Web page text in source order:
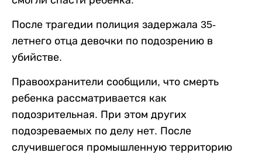
После трагедии полиция задержала 35-
летнего отца девочки по подозрению в
убийстве.
Правоохранители сообщили, что смерть
ребенка рассматривается как
подозрительная. При этом других
подозреваемых по делу нет. После
случившегося промышленную территорию